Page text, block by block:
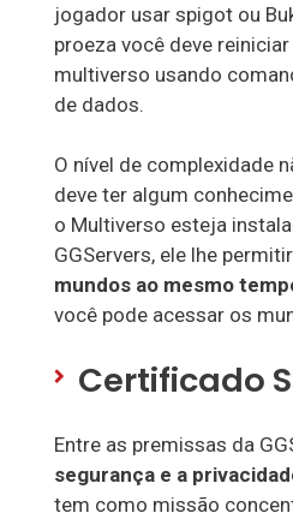
jogador usar spigot ou
proeza você deve
multiverso usando
de dados.
O nível de complexidade
deve ter algum
o Multiverso esteja
GGServers, ele lhe
mundos ao mesmo
você pode acessar os
Certificado
Entre as premissas da
segurança e a
tem como missão